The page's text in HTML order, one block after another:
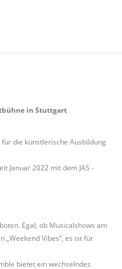
in Stuttgart
für die künstlerische Ausbildung
Januar 2022 mit dem JAS -
Egal, ob Musicalshows am
„Weekend Vibes“, es ist für
bietet ein wechselndes